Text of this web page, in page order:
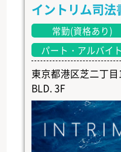
イントリム司法
常勤(資格あり)
パート・アルバイト
東京都港区芝二丁
BLD. 3F